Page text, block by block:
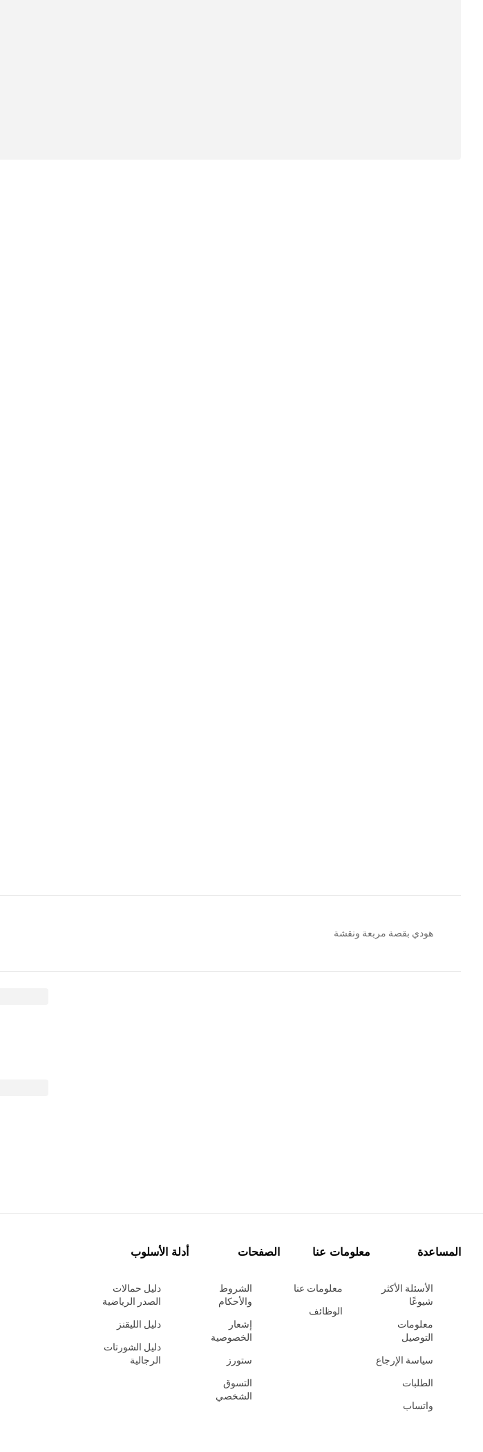
هودي بقصة مربعة ونقشة
المساعدة
الأسئلة الأكثر
شيوعًا
معلومات
التوصيل
سياسة الإرجاع
الطلبات
واتساب
معلومات عنا
معلومات عنا
الوظائف
الصفحات
الشروط
والأحكام
إشعار
الخصوصية
ستورز
التسوق
الشخصي
أدلة الأسلوب
دليل حمالات
الصدر الرياضية
دليل الليقنز
دليل الشورتات
الرجالية